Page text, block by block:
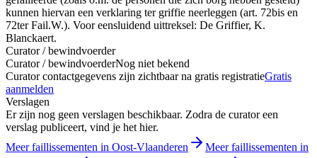
kunnen hiervan een verklaring ter griffie neerleggen (art. 72bis en
72ter Fail.W.). Voor eensluidend uittreksel: De Griffier, K.
Blanckaert.
Curator / bewindvoerder
Curator / bewindvoerderNog niet bekend
Curator contactgegevens zijn zichtbaar na gratis registratieGratis
aanmelden
Verslagen
Er zijn nog geen verslagen beschikbaar. Zodra de curator een
verslag publiceert, vind je het hier.
Meer faillissementen in Oost-Vlaanderen
Meer faillissementen in